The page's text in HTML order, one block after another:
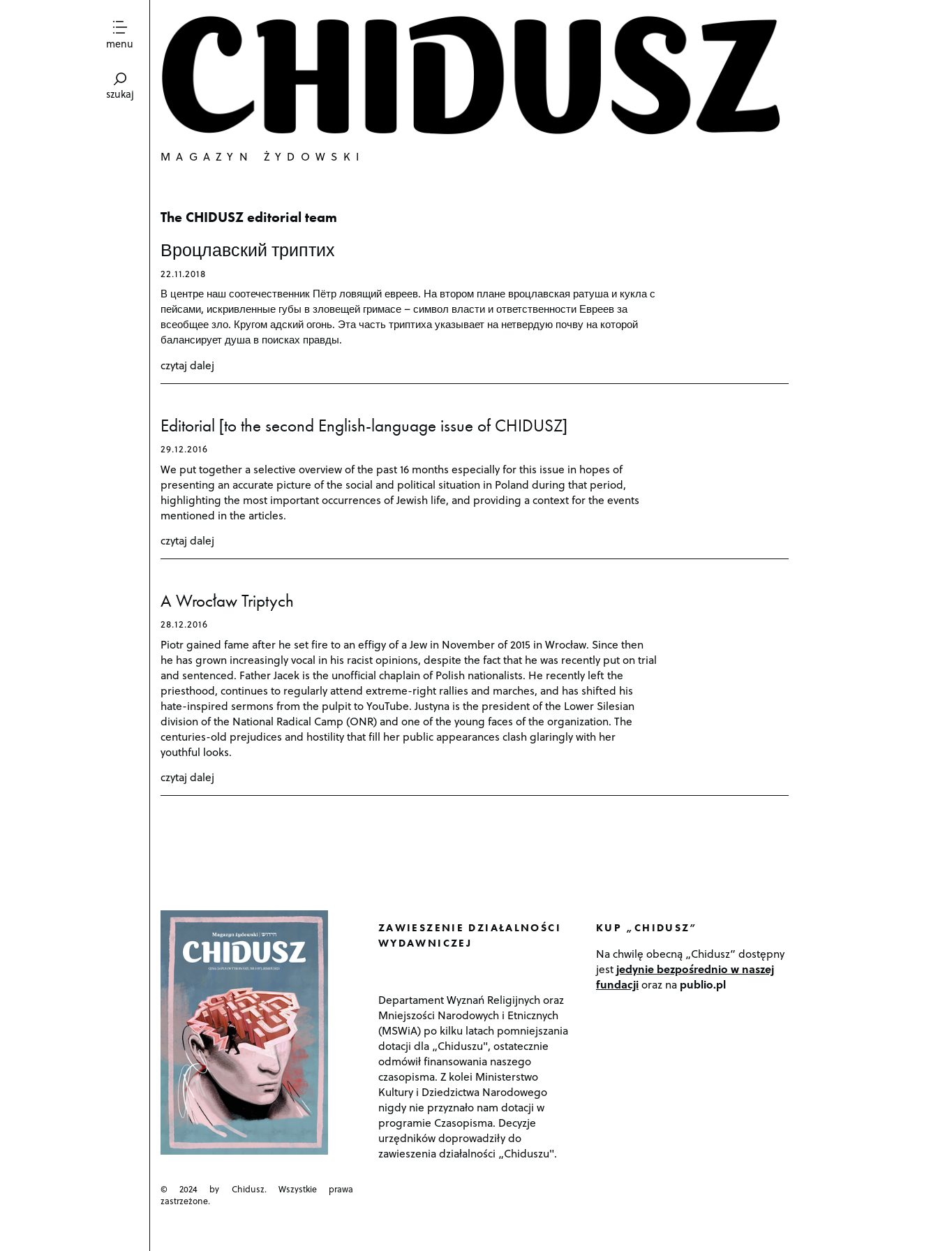
menu
szukaj
MAGAZYN ŻYDOWSKI
The CHIDUSZ editorial team
Вроцлавский триптих
22.11.2018
В центре наш соотечественник Пётр ловящий евреев. На втором плане вроцлавская ратуша и кукла с
пейсами, искривленные губы в зловещей гримасе – символ власти и ответственности Евреев за
всеобщее зло. Кругом адский огонь. Эта часть триптиха указывает на нетвердую почву на которой
балансирует душа в поисках правды.
czytaj dalej
Editorial [to the second English-language issue of CHIDUSZ]
29.12.2016
We put together a selective overview of the past 16 months especially for this issue in hopes of
presenting an accurate picture of the social and political situation in Poland during that period,
highlighting the most important occurrences of Jewish life, and providing a context for the events
mentioned in the articles.
czytaj dalej
A Wrocław Triptych
28.12.2016
Piotr gained fame after he set fire to an effigy of a Jew in November of 2015 in Wrocław. Since then
he has grown increasingly vocal in his racist opinions, despite the fact that he was recently put on trial
and sentenced. Father Jacek is the unofficial chaplain of Polish nationalists. He recently left the
priesthood, continues to regularly attend extreme-right rallies and marches, and has shifted his
hate-inspired sermons from the pulpit to YouTube. Justyna is the president of the Lower Silesian
division of the National Radical Camp (ONR) and one of the young faces of the organization. The
centuries-old prejudices and hostility that fill her public appearances clash glaringly with her
youthful looks.
czytaj dalej
© 2024 by Chidusz. Wszystkie prawa
zastrzeżone.
ZAWIESZENIE DZIAŁALNOŚCI
WYDAWNICZEJ
Departament Wyznań Religijnych oraz
Mniejszości Narodowych i Etnicznych
(MSWiA) po kilku latach pomniejszania
dotacji dla „Chiduszu", ostatecznie
odmówił finansowania naszego
czasopisma. Z kolei Ministerstwo
Kultury i Dziedzictwa Narodowego
nigdy nie przyznało nam dotacji w
programie Czasopisma. Decyzje
urzędników doprowadziły do
zawieszenia działalności „Chiduszu".
KUP „CHIDUSZ”
Na chwilę obecną „Chidusz” dostępny
jest jedynie bezpośrednio w naszej
fundacjioraz na publio.pl